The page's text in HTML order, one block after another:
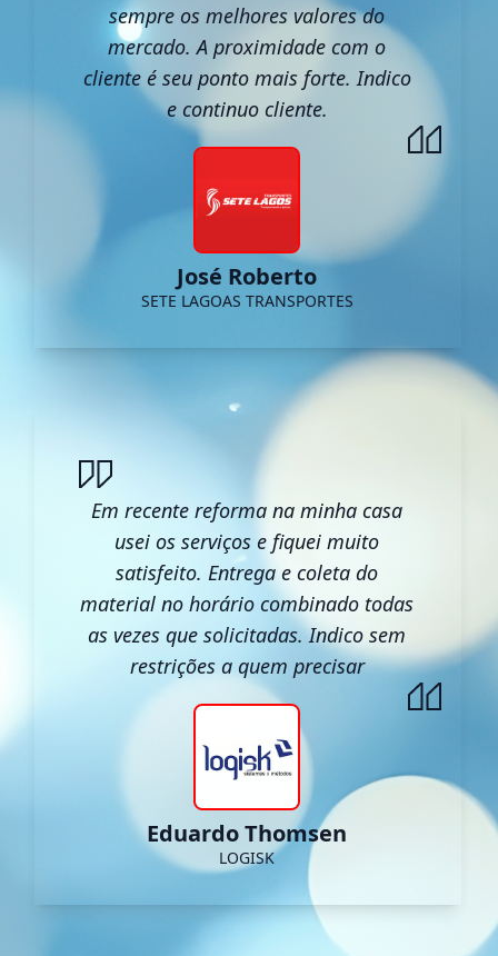
sempre os melhores valores do
mercado. A proximidade com o
cliente é seu ponto mais forte. Indico
e continuo cliente.
José Roberto
SETE LAGOAS TRANSPORTES
Em recente reforma na minha casa
usei os serviços e fiquei muito
satisfeito. Entrega e coleta do
material no horário combinado todas
as vezes que solicitadas. Indico sem
restrições a quem precisar
Eduardo Thomsen
LOGISK